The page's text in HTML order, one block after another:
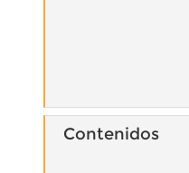
Contenidos